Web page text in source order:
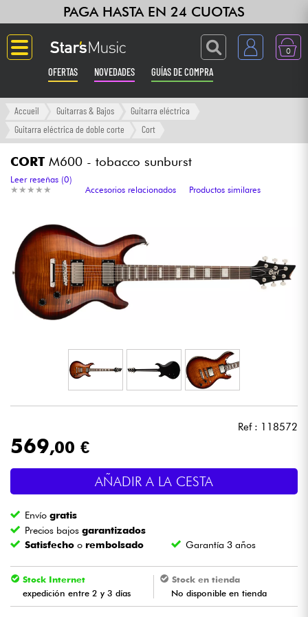
PAGA HASTA EN 24 CUOTAS
0
OFERTAS NOVEDADES GUÍAS DE COMPRA
Langue
Ampli & Efectos
Sintetizadores & samplers
Grabación
Auriculares
Micros
Luces
Vientos
Violines y cuarteto
Accueil Guitarras & Bajos
Guitarra eléctrica
Guitarra eléctrica de doble corte
Cort
CORT M600 - tobacco sunburst
★ ★ ★ ★ ★
★ ★ ★ ★ ★
Leer reseñas (0)
Accesorios relacionados
Productos similares
Ref : 118572
569,00 €
AÑADIR A LA CESTA
Envíogratis
Precios bajosgarantizados
Satisfecho o rembolsado Garantía 3 años
Stock Internet
expedición entre 2 y 3 días
Stock en tienda
No disponible en tienda